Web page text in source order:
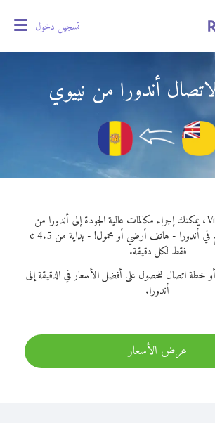
تسجيل دخول
أندورا من نييوي
باستخدام Viber Out، يمكنك إجراء مكالمات عالية الجودة إلى أندورا من
اتصل بأي رقم في أندورا - هاتف أرضي أو محمول! - بداية من 4.5 ¢
فقط لكل دقيقة.
خطة اتصال للحصول على أفضل الأسعار في الدقيقة إلى
أندورا.
عرض الأسعار